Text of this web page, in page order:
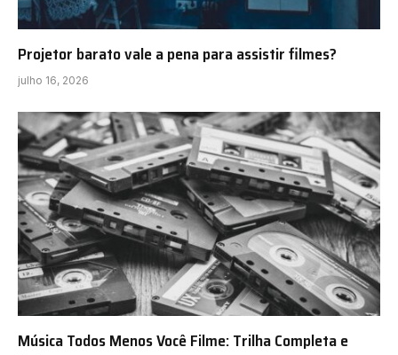
Projetor barato vale a pena para assistir filmes?
julho 16, 2026
Música Todos Menos Você Filme: Trilha Completa e